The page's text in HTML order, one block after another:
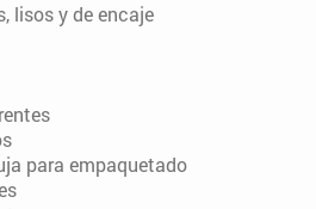
lisos y de encaje
para empaquetado